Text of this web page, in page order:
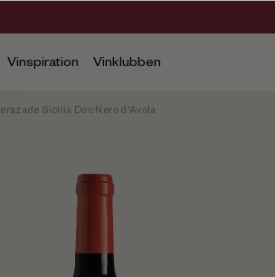
Vinspiration Vinklubben
Sicilia Doc Nero d'Avola